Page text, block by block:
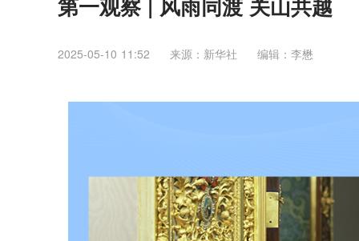
第一观察 | 风雨同渡 关山共越
2025-05-10 11:52 来源：新华社 编辑：李懋